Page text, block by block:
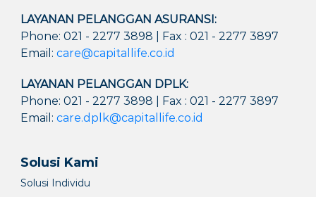
LAYANAN PELANGGAN ASURANSI:
Phone: 021 - 2277 3898 | Fax : 021 - 2277 3897
Email:care@capitallife.co.id
LAYANAN PELANGGAN DPLK:
Phone: 021 - 2277 3898 | Fax : 021 - 2277 3897
Email:care.dplk@capitallife.co.id
Solusi Kami
Solusi Individu